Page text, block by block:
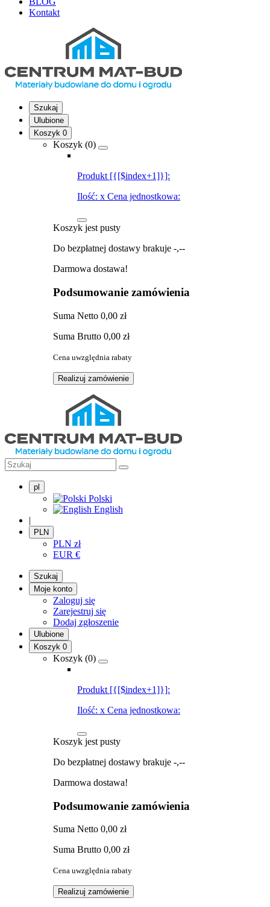
Kontakt
Szukaj
Ulubione
Koszyk 0
Koszyk (0)
Produkt [{[$index+1]}]:
Ilość: x Cena jednostkowa:
Koszyk jest pusty
Do bezpłatnej dostawy brakuje -,--
Darmowa dostawa!
Podsumowanie zamówienia
Suma Netto 0,00 zł
Suma Brutto 0,00 zł
Cena uwzględnia rabaty
Realizuj zamówienie
pl
Polski
English
|
PLN
PLN zł
EUR €
Szukaj
Moje konto
Zaloguj się
Zarejestruj się
Dodaj zgłoszenie
Ulubione
Koszyk 0
Koszyk (0)
Produkt [{[$index+1]}]:
Ilość: x Cena jednostkowa:
Koszyk jest pusty
Do bezpłatnej dostawy brakuje -,--
Darmowa dostawa!
Podsumowanie zamówienia
Suma Netto 0,00 zł
Suma Brutto 0,00 zł
Cena uwzględnia rabaty
Realizuj zamówienie